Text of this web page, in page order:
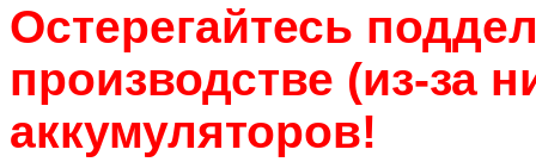
Остерегайтесь
производстве (из-за
аккумуляторов!